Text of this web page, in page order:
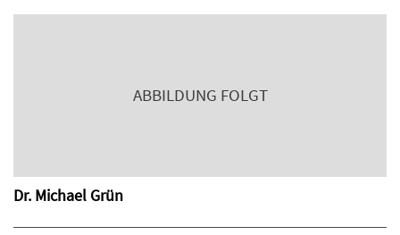
ABBILDUNG FOLGT
Dr. Michael Grün